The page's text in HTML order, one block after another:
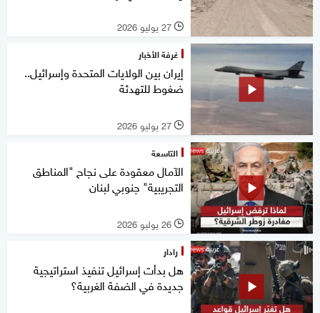
l 27 يوليو 2026
غرفة الأخبار
إيران بين الولايات المتحدة وإسرائيل..
ضغوط للتهدئة
l 27 يوليو 2026
التاسعة
الآمال معقودة على نجاح "المناطق
التجريبية" جنوبي لبنان
l 26 يوليو 2026
رادار
هل بدأت إسرائيل تنفيذ استراتيجية
جديدة في الضفة الغربية؟